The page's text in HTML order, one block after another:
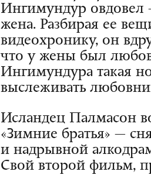
Ингимундур овдовел
жена. Разбирая ее
видеохронику, он
что у жены был
Ингимундура такая
выслеживать
Исландец Палмасон
«Зимние братья» —
и надрывной
Свой второй фильм,